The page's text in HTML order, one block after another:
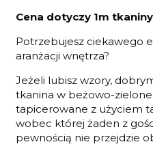
Cena dotyczy 1m
Potrzebujesz ciekawego
aranżacji wnętrza?
Jeżeli lubisz wzory,
tkanina w beżowo-
tapicerowane z użyciem
wobec której żaden z
pewnością nie przejdzie